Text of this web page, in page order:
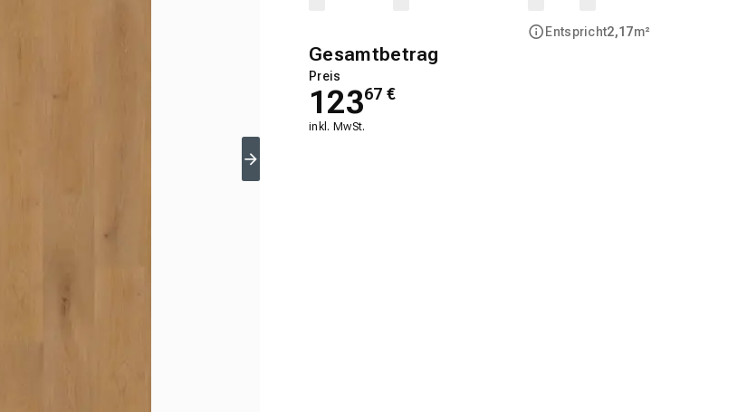
Entspricht2,17m²
Gesamtbetrag
Preis
12367 €
inkl. MwSt.